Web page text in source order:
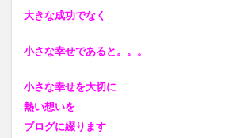
大きな成功でなく
小さな幸せであると。。。
小さな幸せを大切に
熱い想いを
ブログに綴ります